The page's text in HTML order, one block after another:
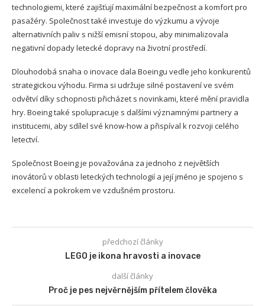
technologiemi, které zajišťují maximální bezpečnost a komfort pro
pasažéry. Společnost také investuje do výzkumu a vývoje
alternativních paliv s nižší emisní stopou, aby minimalizovala
negativní dopady letecké dopravy na životní prostředí.
Dlouhodobá snaha o inovace dala Boeingu vedle jeho konkurentů
strategickou výhodu. Firma si udržuje silné postavení ve svém
odvětví díky schopnosti přicházet s novinkami, které mění pravidla
hry. Boeing také spolupracuje s dalšími významnými partnery a
institucemi, aby sdílel své know-how a přispíval k rozvoji celého
letectví.
Společnost Boeing je považována za jednoho z největších
inovátorů v oblasti leteckých technologií a její jméno je spojeno s
excelencí a pokrokem ve vzdušném prostoru.
předchozí články
LEGO je ikona hravosti a inovace
další články
Proč je pes nejvěrnějším přítelem člověka